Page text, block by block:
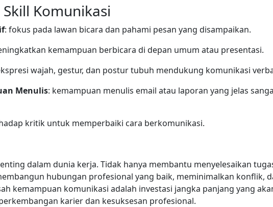
Komunikasi
: fokus pada lawan bicara dan pahami pesan yang disampaikan.
kemampuan berbicara di depan umum atau presentasi.
wajah, gestur, dan postur tubuh mendukung komunikasi
Menulis: kemampuan menulis email atau laporan yang jelas
kritik untuk memperbaiki cara berkomunikasi.
dalam dunia kerja. Tidak hanya membantu menyelesaikan
hubungan profesional yang baik, meminimalkan konflik,
kemampuan komunikasi adalah investasi jangka panjang yang
karier dan kesuksesan profesional.